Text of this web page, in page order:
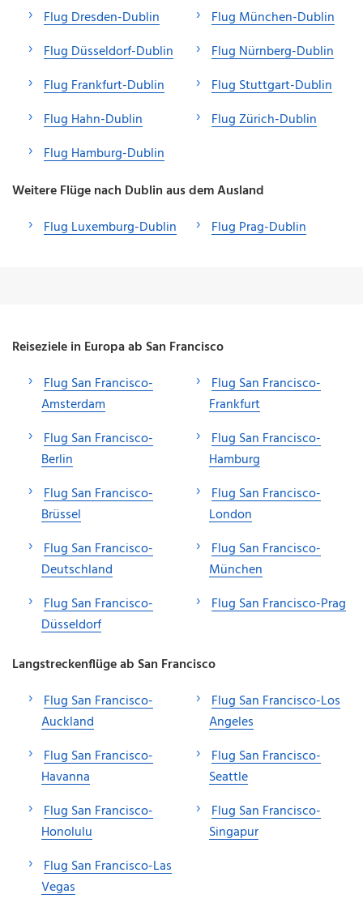
Flug Dresden-Dublin
Flug Düsseldorf-Dublin
Flug Frankfurt-Dublin
Flug Hahn-Dublin
Flug Hamburg-Dublin
Flug München-Dublin
Flug Nürnberg-Dublin
Flug Stuttgart-Dublin
Flug Zürich-Dublin
Weitere Flüge nach Dublin aus dem Ausland
Flug Luxemburg-Dublin
Flug Prag-Dublin
Reiseziele in Europa ab San Francisco
Flug San Francisco-
Amsterdam
Flug San Francisco-
Berlin
Flug San Francisco-
Brüssel
Flug San Francisco-
Deutschland
Flug San Francisco-
Düsseldorf
Flug San Francisco-
Frankfurt
Flug San Francisco-
Hamburg
Flug San Francisco-
London
Flug San Francisco-
München
Flug San Francisco-Prag
Langstreckenflüge ab San Francisco
Flug San Francisco-
Auckland
Flug San Francisco-
Havanna
Flug San Francisco-
Honolulu
Flug San Francisco-Las
Vegas
Flug San Francisco-Los
Angeles
Flug San Francisco-
Seattle
Flug San Francisco-
Singapur